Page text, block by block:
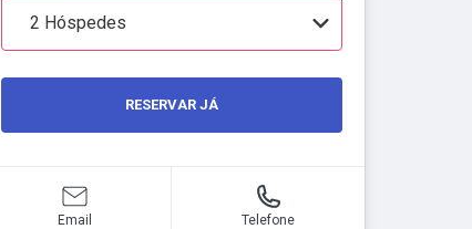
2 Hóspedes
RESERVAR JÁ
Email Telefone